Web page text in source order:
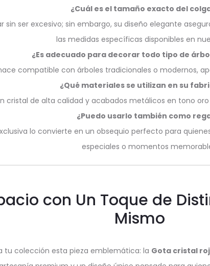
¿Cuál es el tamaño exacto del
ser excesivo; sin embargo, su diseño elegante
las medidas específicas disponibles en
¿Es adecuado para decorar todo tipo de
compatible con árboles tradicionales o modernos,
¿Qué materiales se utilizan en su
cristal de alta calidad y acabados metálicos en tono
¿Puedo usarlo también como
lo convierte en un obsequio perfecto para
especiales o momentos
con Un Toque de
Mismo
tu colección esta pieza emblemática: la Gota cristal